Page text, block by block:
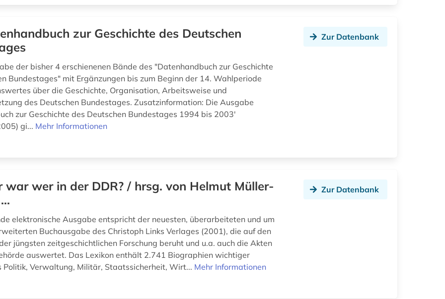
zur Geschichte des Deutschen
der bisher 4 erschienenen Bände des "Datenhandbuch zur Geschichte
Bundestages" mit Ergänzungen bis zum Beginn der 14. Wahlperiode
über die Geschichte, Organisation, Arbeitsweise und
des Deutschen Bundestages. Zusatzinformation: Die Ausgabe
zur Geschichte des Deutschen Bundestages 1994 bis 2003'
gi... Mehr Informationen
Zur Datenbank
war wer in der DDR? / hrsg. von Helmut Müller-
elektronische Ausgabe entspricht der neuesten, überarbeiteten und um
Buchausgabe des Christoph Links Verlages (2001), die auf den
jüngsten zeitgeschichtlichen Forschung beruht und u.a. auch die Akten
auswertet. Das Lexikon enthält 2.741 Biographien wichtiger
Politik, Verwaltung, Militär, Staatssicherheit, Wirt... Mehr Informationen
Zur Datenbank